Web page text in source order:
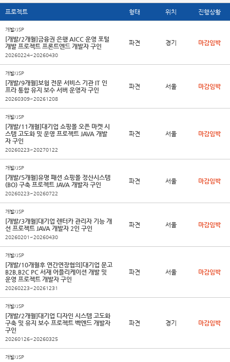
프로젝트 형태 위치 진행상황
개발/JSP
[개발/2개월]금융권 은행 AICC 운영 포털
개발 프로젝트 프론트엔드 개발자 구인
20260224~20260430
파견 경기 마감임박
개발/JSP
[개발/9개월]보험 전문 서비스 기관 IT 인
프라 통합 유지 보수 서버 운영자 구인
20260309~20261208
파견 서울 마감임박
개발/JSP
[개발/11개월]대기업 쇼핑몰 오픈 마켓 시
스템 고도화 및 운영 프로젝트 JAVA 개발
자 구인
20260223~20270122
파견 서울 마감임박
개발/JSP
[개발/5개월]유명 패션 쇼핑몰 정산시스템
(BO) 구축 프로젝트 JAVA 개발자 구인
20260223~20260722
파견 서울 마감임박
개발/JSP
[개발/3개월]대기업 렌터카 관리자 기능 개
선 프로젝트 JAVA 개발자 2인 구인
20260201~20260430
파견 서울 마감임박
개발/JSP
[개발/10개월후 연간연장협의]대기업 문고
B2B,B2C PC 서재 어플리케이션 개발 및
운영 프로젝트 개발자 구인
20260223~20261231
파견 서울 마감임박
개발/JSP
[개발/2개월]대기업 디자인 시스템 고도화
구축 및 유지 보수 프로젝트 벡엔드 개발자
구인
20260126~20260325
파견 경기 마감임박
개발/JSP